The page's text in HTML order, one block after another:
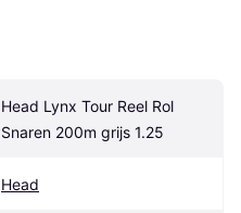
Head Lynx Tour Reel Rol
Snaren 200m grijs 1.25
Head